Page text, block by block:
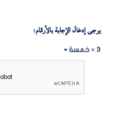
يرجى إدخال الإجابة بالأرقام:
3 × خمسة =